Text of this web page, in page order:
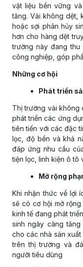
vật liệu bền vững
tăng. Vải không dệt,
hoặc sợi phân hủy
hơn cho hàng dệt
trường này đang
công nghiệp, góp
Những cơ hội
Phát triển
Thị trường vải không
phát triển các ứng
tiên tiến với các đặc
lọc, độ bền và khả
đáp ứng nhu cầu
tiện lọc, linh kiện ô tô
Mở rộng
Khi nhận thức về lợi
sẽ có cơ hội mở
kinh tế đang phát
sinh ngày càng
cho các nhà sản
trên thị trường và
người tiêu dùng